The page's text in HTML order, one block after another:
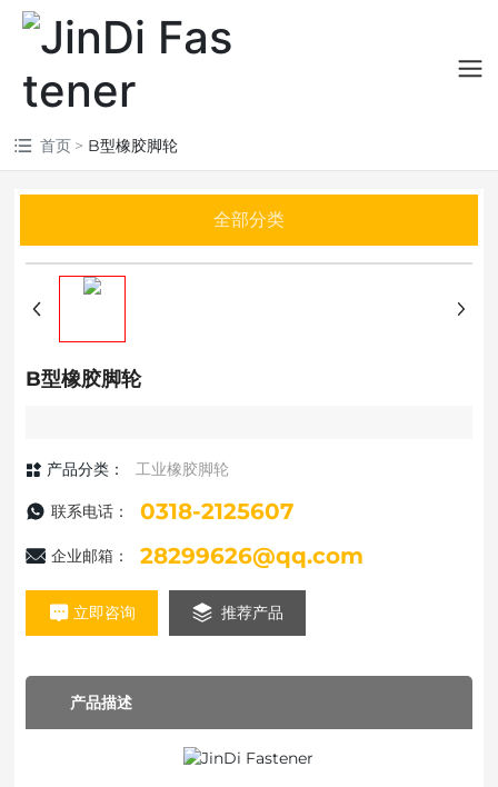
首页 B型橡胶脚轮
全部分类
B型橡胶脚轮
产品分类： 工业橡胶脚轮
联系电话： 0318-2125607
企业邮箱： 28299626@qq.com
立即咨询 推荐产品
产品描述